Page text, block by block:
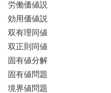
労働価値説
効用価値説
双有理同値
双正則同値
固有値分解
固有値問題
境界値問題